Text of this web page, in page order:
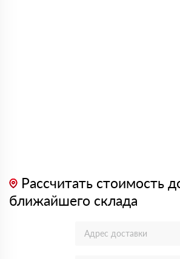
Рассчитать стоимость
ближайшего склада